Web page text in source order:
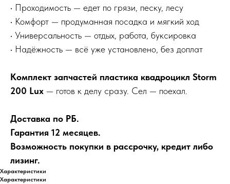
• Проходимость — едет по грязи, песку, лесу
• Комфорт — продуманная посадка и мягкий ход
• Универсальность — отдых, работа, буксировка
• Надёжность — всё уже установлено, без доплат
Комплект запчастей пластика квадроцикл Storm
200 Lux — готов к делу сразу. Сел — поехал.
Доставка по РБ.
Гарантия 12 месяцев.
Возможность покупки в рассрочку, кредит либо
лизинг.
Характеристики
Характеристики